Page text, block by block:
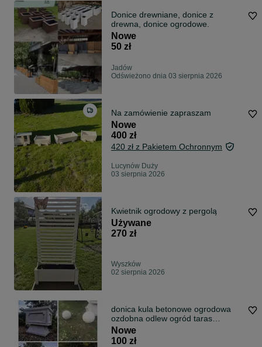
Donice drewniane, donice z
drewna, donice ogrodowe.
Nowe
50 zł
Jadów
Odświeżono dnia 03 sierpnia 2026
Na zamówienie zapraszam
Nowe
400 zł
420 zł z Pakietem Ochronnym
Lucynów Duży
03 sierpnia 2026
Kwietnik ogrodowy z pergolą
Używane
270 zł
Wyszków
02 sierpnia 2026
donica kula betonowe ogrodowa
ozdobna odlew ogród taras
podjazd alejka
Nowe
100 zł